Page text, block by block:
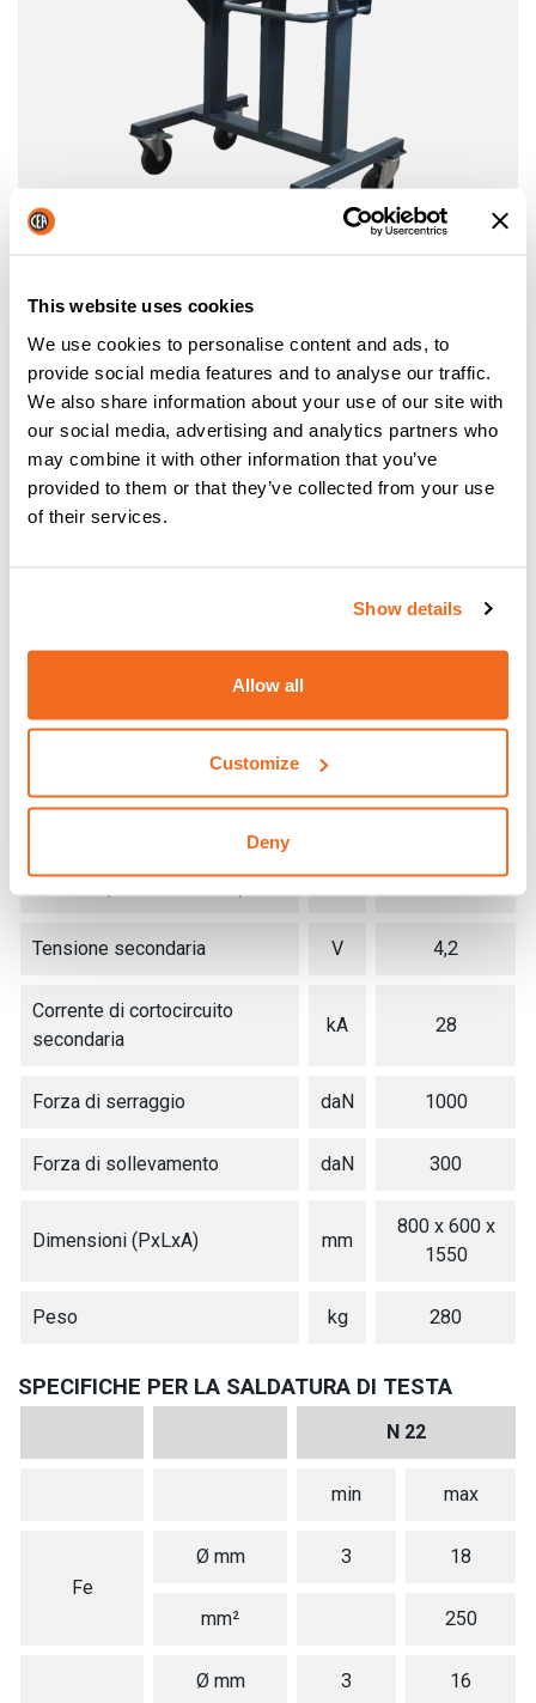
This website uses cookies
We use cookies to personalise content and ads, to
provide social media features and to analyse our traffic.
We also share information about your use of our site with
our social media, advertising and analytics partners who
may combine it with other information that you’ve
provided to them or that they’ve collected from your use
of their services.
Show details
Allow all
Customize
Deny
Sega circolare IMET integrata con carrello speciale per N N
22
Scheda tecnica
N22: CARATTERISTICHE TECNICHE
Potenza massima di saldatura kVA
Tensione secondaria V 4,2
Corrente di cortocircuito
secondaria
kA 28
Forza di serraggio daN 1000
Forza di sollevamento daN 300
Dimensioni (PxLxA) mm
800 x 600 x
1550
Peso kg 280
SPECIFICHE PER LA SALDATURA DI TESTA
N 22
min max
Fe
Ø mm 3 18
mm² 250
Ø mm 3 16